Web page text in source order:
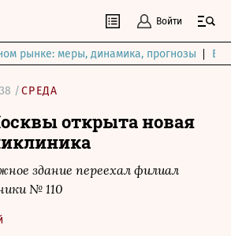
Войти
рынке: меры, динамика, прогнозы
/СРЕДА
открыта новая
здание переехал филиал
№ 110